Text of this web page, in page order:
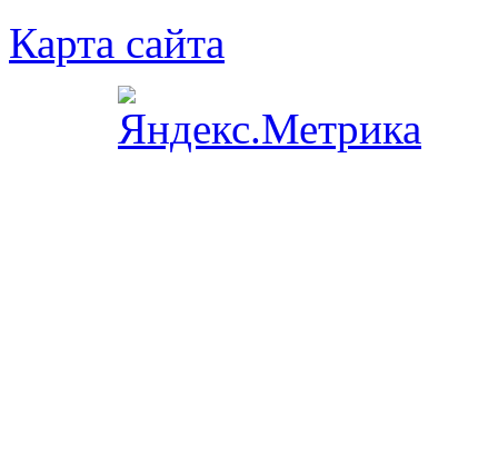
Карта сайта